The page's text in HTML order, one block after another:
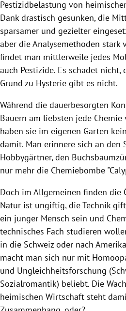
Pestizidbelastung von
Dank drastisch gesunken, die
sparsamer und gezielter
aber die Analysemethoden stark
findet man mittlerweile jedes
auch Pestizide. Es schadet nicht,
Grund zu Hysterie gibt es nicht.
Während die dauerbesorgten
Bauern am liebsten jede
haben sie im eigenen Garten
damit. Man erinnere sich an den
Hobbygärtner, den
nur mehr die Chemiebombe
Doch im Allgemeinen finden die
Natur ist ungiftig, die Technik
ein junger Mensch sein und
technisches Fach studieren
in die Schweizoder nach Amerika
macht man sich nur mit
und Ungleichheitsforschung
Sozialromantik) beliebt. Die
heimischen Wirtschaft steht